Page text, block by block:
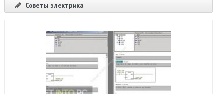
Советы электрика